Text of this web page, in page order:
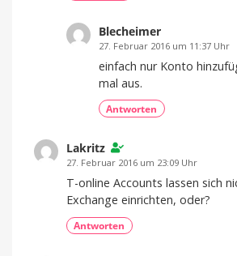
Blecheimer
27. Februar 2016 um 11:37 Uhr
einfach nur Konto
mal aus.
Antworten
Lakritz
27. Februar 2016 um 23:09 Uhr
T-online Accounts lassen sich
Exchange einrichten, oder?
Antworten